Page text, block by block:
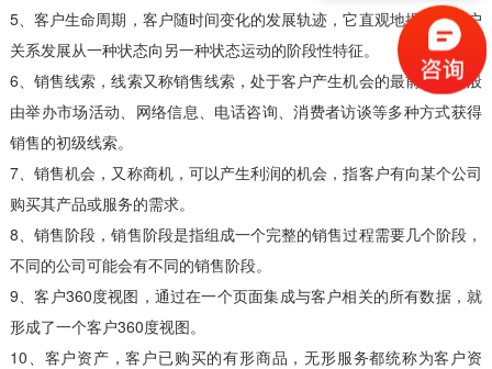
5、客户生命周期，客户随时间变化的发展轨迹，它直观地揭示了客户
关系发展从一种状态向另一种状态运动的阶段性特征。
6、销售线索，线索又称销售线索，处于客户产生机会的最前端，一般
由举办市场活动、网络信息、电话咨询、消费者访谈等多种方式获得
销售的初级线索。
7、销售机会，又称商机，可以产生利润的机会，指客户有向某个公司
购买其产品或服务的需求。
8、销售阶段，销售阶段是指组成一个完整的销售过程需要几个阶段，
不同的公司可能会有不同的销售阶段。
9、客户360度视图，通过在一个页面集成与客户相关的所有数据，就
形成了一个客户360度视图。
10、客户资产，客户已购买的有形商品，无形服务都统称为客户资